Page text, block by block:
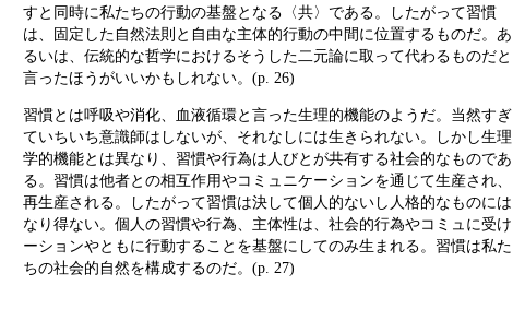
すと同時に私たちの行動の基盤となる〈共〉である。したがって習慣
は、固定した自然法則と自由な主体的行動の中間に位置するものだ。あ
るいは、伝統的な哲学におけるそうした二元論に取って代わるものだと
言ったほうがいいかもしれない。(p. 26)
習慣とは呼吸や消化、血液循環と言った生理的機能のようだ。当然すぎ
ていちいち意識師はしないが、それなしには生きられない。しかし生理
学的機能とは異なり、習慣や行為は人びとが共有する社会的なものであ
る。習慣は他者との相互作用やコミュニケーションを通じて生産され、
再生産される。したがって習慣は決して個人的ないし人格的なものには
なり得ない。個人の習慣や行為、主体性は、社会的行為やコミュに受け
ーションやともに行動することを基盤にしてのみ生まれる。習慣は私た
ちの社会的自然を構成するのだ。(p. 27)